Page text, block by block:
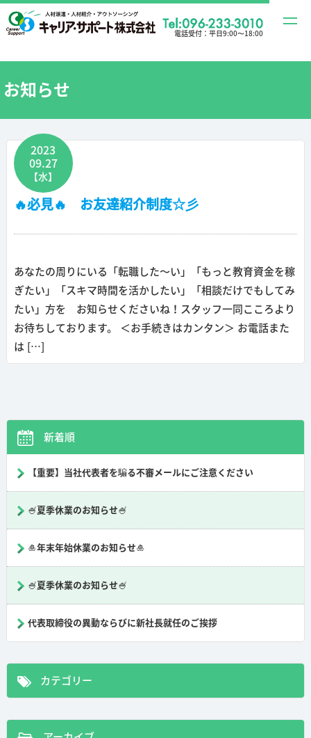
t
g
e
i
o
n
電話受付：平日9:00〜18:00
お知らせ
2023
09.27
【水】
🔥必見🔥 お友達紹介制度☆彡
あなたの周りにいる「転職した～い」「もっと教育資金を稼
ぎたい」「スキマ時間を活かしたい」「相談だけでもしてみ
たい」方を お知らせくださいね！スタッフ一同こころより
お待ちしております。 ＜お手続きはカンタン＞ お電話また
は […]
新着順
【重要】当社代表者を騙る不審メールにご注意ください
🍧夏季休業のお知らせ🍧
🎍年末年始休業のお知らせ🎍
🍧夏季休業のお知らせ🍧
代表取締役の異動ならびに新社長就任のご挨拶
カテゴリー